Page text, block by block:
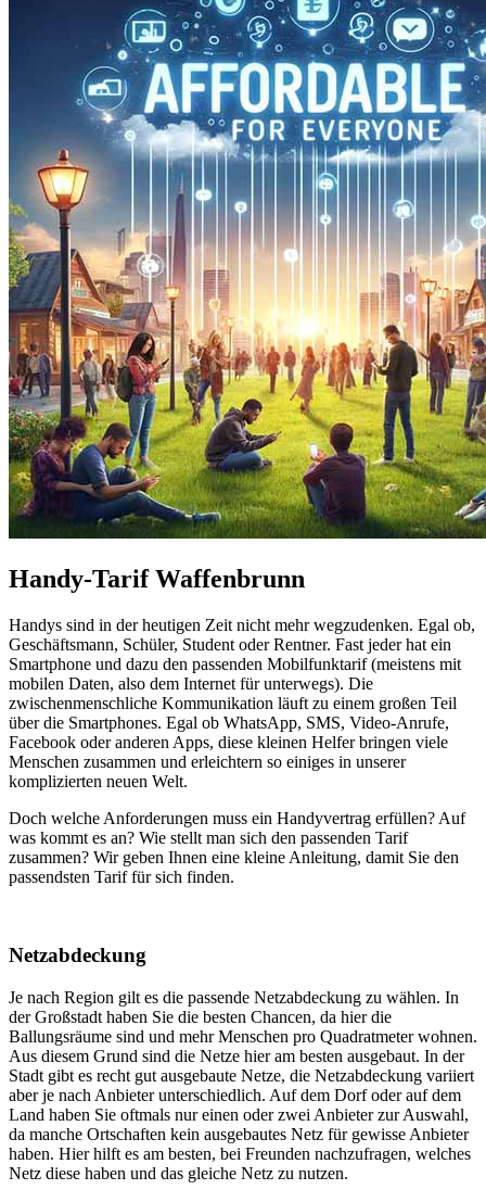
Handy-Tarif Waffenbrunn
Handys sind in der heutigen Zeit nicht mehr wegzudenken. Egal ob,
Geschäftsmann, Schüler, Student oder Rentner. Fast jeder hat ein
Smartphone und dazu den passenden Mobilfunktarif (meistens mit
mobilen Daten, also dem Internet für unterwegs). Die
zwischenmenschliche Kommunikation läuft zu einem großen Teil
über die Smartphones. Egal ob WhatsApp, SMS, Video-Anrufe,
Facebook oder anderen Apps, diese kleinen Helfer bringen viele
Menschen zusammen und erleichtern so einiges in unserer
komplizierten neuen Welt.
Doch welche Anforderungen muss ein Handyvertrag erfüllen? Auf
was kommt es an? Wie stellt man sich den passenden Tarif
zusammen? Wir geben Ihnen eine kleine Anleitung, damit Sie den
passendsten Tarif für sich finden.
Netzabdeckung
Je nach Region gilt es die passende Netzabdeckung zu wählen. In
der Großstadt haben Sie die besten Chancen, da hier die
Ballungsräume sind und mehr Menschen pro Quadratmeter wohnen.
Aus diesem Grund sind die Netze hier am besten ausgebaut. In der
Stadt gibt es recht gut ausgebaute Netze, die Netzabdeckung variiert
aber je nach Anbieter unterschiedlich. Auf dem Dorf oder auf dem
Land haben Sie oftmals nur einen oder zwei Anbieter zur Auswahl,
da manche Ortschaften kein ausgebautes Netz für gewisse Anbieter
haben. Hier hilft es am besten, bei Freunden nachzufragen, welches
Netz diese haben und das gleiche Netz zu nutzen.